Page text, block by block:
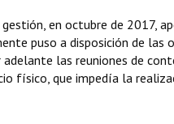
en octubre de 2017,
puso a disposición de
las reuniones de
físico, que impedía la